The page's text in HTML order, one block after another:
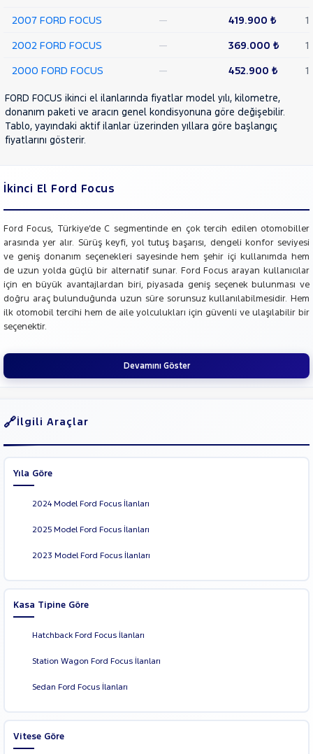
SSANGYONG
SUBARU
TESLA
TOYOTA
TRAKTÖR
2007 FORD FOCUS
— 419.900 ₺
1
2002 FORD FOCUS
— 369.000 ₺
1
2000 FORD FOCUS
— 452.900 ₺ 1
FORD FOCUS ikinci el ilanlarında fiyatlar model yılı, kilometre,
donanım paketi ve aracın genel kondisyonuna göre değişebilir.
Tablo, yayındaki aktif ilanlar üzerinden yıllara göre başlangıç
fiyatlarını gösterir.
İkinci El Ford Focus
Ford Focus, Türkiye’de C segmentinde en çok tercih edilen otomobiller
arasında yer alır. Sürüş keyfi, yol tutuş başarısı, dengeli konfor seviyesi
ve geniş donanım seçenekleri sayesinde hem şehir içi kullanımda hem
de uzun yolda güçlü bir alternatif sunar. Ford Focus arayan kullanıcılar
için en büyük avantajlardan biri, piyasada geniş seçenek bulunması ve
doğru araç bulunduğunda uzun süre sorunsuz kullanılabilmesidir. Hem
ilk otomobil tercihi hem de aile yolculukları için güvenli ve ulaşılabilir bir
seçenektir.
Devamını Göster
İlgili Araçlar
Yıla Göre
2024 Model Ford Focus İlanları
2025 Model Ford Focus İlanları
2023 Model Ford Focus İlanları
Kasa Tipine Göre
Hatchback Ford Focus İlanları
Station Wagon Ford Focus İlanları
Sedan Ford Focus İlanları
Vitese Göre